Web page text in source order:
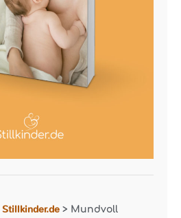
Stillkinder.de > Mundvoll